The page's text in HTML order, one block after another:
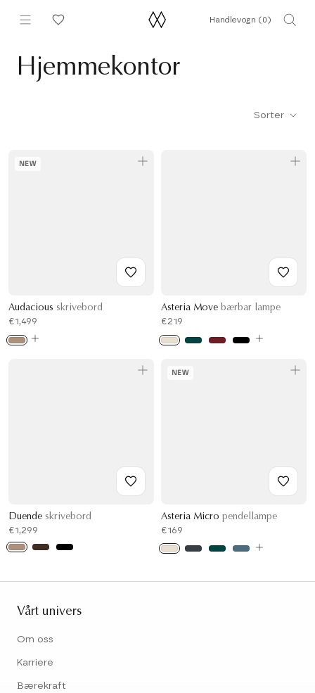
Handlevogn (0)
Hjemmekontor
Sorter
NEW
Audacious skrivebord
€1,499
Asteria Move bærbar lampe
€219
Duende skrivebord
€1,299
NEW
Asteria Micro pendellampe
€169
Vårt univers
Om oss
Karriere
Bærekraft